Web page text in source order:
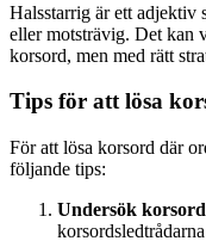
Halsstarrig är ett adjektiv
eller motsträvig. Det kan
korsord, men med rätt
Tips för att lösa
För att lösa korsord där
följande tips:
Undersök